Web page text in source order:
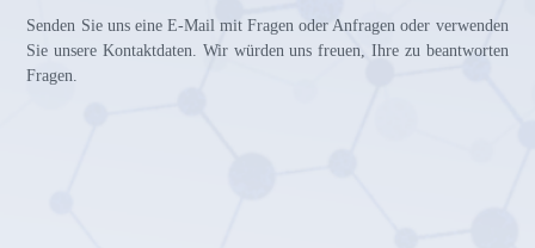
Senden Sie uns eine E-Mail mit Fragen oder Anfragen oder verwenden
Sie unsere Kontaktdaten. Wir würden uns freuen, Ihre zu beantworten
Fragen.